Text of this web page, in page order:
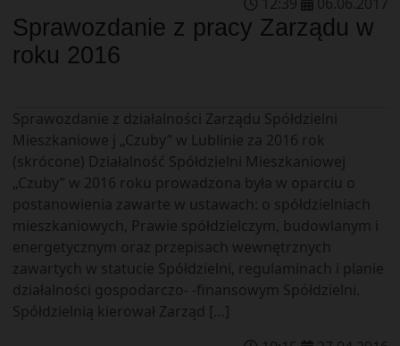
Sprawozdanie z pracy Zarządu w
roku 2016
Sprawozdanie z działalności Zarządu Spółdzielni
Mieszkaniowe j „Czuby” w Lublinie za 2016 rok
(skrócone) Działalność Spółdzielni Mieszkaniowej
„Czuby” w 2016 roku prowadzona była w oparciu o
postanowienia zawarte w ustawach: o spółdzielniach
mieszkaniowych, Prawie spółdzielczym, budowlanym i
energetycznym oraz przepisach wewnętrznych
zawartych w statucie Spółdzielni, regulaminach i planie
działalności gospodarczo- -finansowym Spółdzielni.
Spółdzielnią kierował Zarząd […]